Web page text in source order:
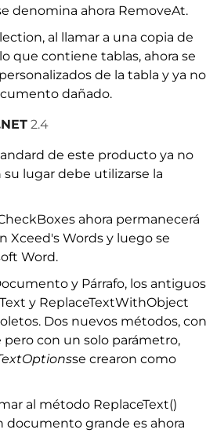
denomina ahora RemoveAt.
al llamar a una copia de
que contiene tablas, ahora se
de la tabla y ya no
dañado.
2.4
de este producto ya no
lugar debe utilizarse la
ahora permanecerá
Xceed's Words y luego se
Word.
y Párrafo, los antiguos
y ReplaceTextWithObject
Dos nuevos métodos, con
con un solo parámetro,
se crearon como
al método ReplaceText()
documento grande es ahora